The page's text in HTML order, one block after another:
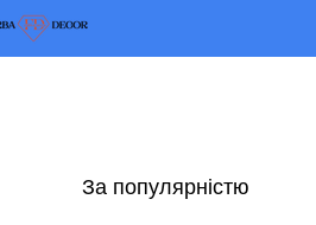
За популярністю